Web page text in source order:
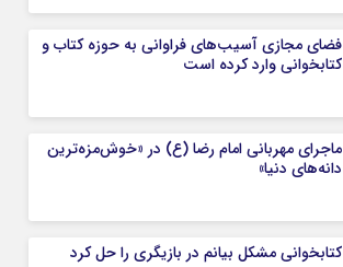
فضای مجازی آسیب‌های فراوانی به حوزه کتاب و
کتابخوانی وارد کرده است
ماجرای مهربانی امام رضا (ع) در «خوش‌مزه‌ترین
دانه‌های دنیا»
کتابخوانی مشکل بیانم در بازیگری را حل کرد